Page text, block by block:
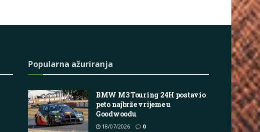
Popularna ažuriranja
BMW M3 Touring 24H postavio
peto najbrže vrijeme u
Goodwoodu
18/07/2026 0